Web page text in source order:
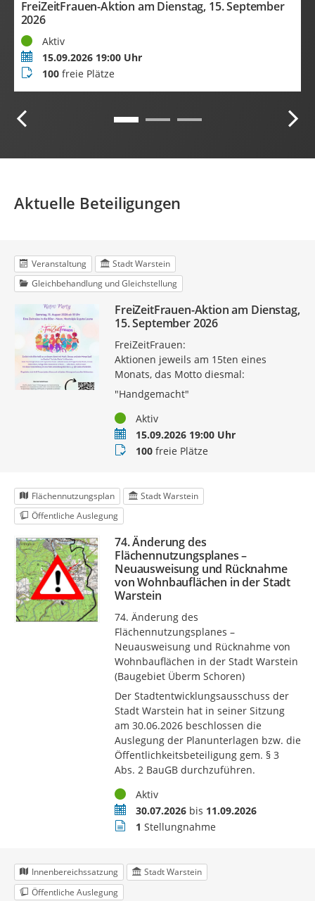
FreiZeitFrauen-Aktion am Dienstag, 15. September
2026
StatusAktiv
Termin15.09.2026 19:00 Uhr
Buchungsstatus
100freie Plätze
Aktuelle Beteiligungen
Veranstaltung
Stadt Warstein
Gleichbehandlung und Gleichstellung
FreiZeitFrauen-Aktion am Dienstag,
15. September 2026
FreiZeitFrauen:
Aktionen jeweils am 15ten eines
Monats, das Motto diesmal:
"Handgemacht"
StatusAktiv
Termin15.09.2026 19:00 Uhr
Buchungsstatus
100freie Plätze
Flächennutzungsplan
Stadt Warstein
Öffentliche Auslegung
74. Änderung des
Flächennutzungsplanes –
Neuausweisung und Rücknahme
von Wohnbauflächen in der Stadt
Warstein
74. Änderung des
Flächennutzungsplanes –
Neuausweisung und Rücknahme von
Wohnbauflächen in der Stadt Warstein
(Baugebiet Überm Schoren)
Der Stadtentwicklungsausschuss der
Stadt Warstein hat in seiner Sitzung
am 30.06.2026 beschlossen die
Auslegung der Planunterlagen bzw. die
Öffentlichkeitsbeteiligung gem. § 3
Abs. 2 BauGB durchzuführen.
StatusAktiv
Zeitraum30.07.2026bis 11.09.2026
Stellungnahmen
1 Stellungnahme
Innenbereichssatzung
Stadt Warstein
Öffentliche Auslegung